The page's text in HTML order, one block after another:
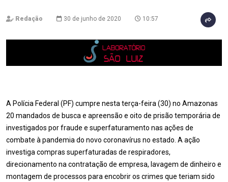
Redação 30 de junho de 2020 10:57
A Polícia Federal (PF) cumpre nesta terça-feira (30) no Amazonas
20 mandados de busca e apreensão e oito de prisão temporária de
investigados por fraude e superfaturamento nas ações de
combate à pandemia do novo coronavírus no estado. A ação
investiga compras superfaturadas de respiradores,
direcionamento na contratação de empresa, lavagem de dinheiro e
montagem de processos para encobrir os crimes que teriam sido